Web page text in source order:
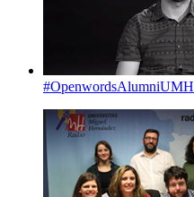
#OpenwordsAlumniUMH